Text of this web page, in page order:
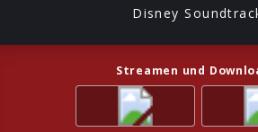
Disney
Streamen und